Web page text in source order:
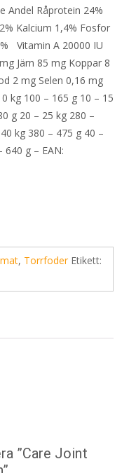
Andel Råprotein 24%
Kalcium 1,4% Fosfor
Vitamin A 20000 IU
Järn 85 mg Koppar 8
2 mg Selen 0,16 mg
kg 100 – 165 g 10 – 15
g 20 – 25 kg 280 –
kg 380 – 475 g 40 –
640 g – EAN:
, Torrfoder Etikett:
”Care Joint